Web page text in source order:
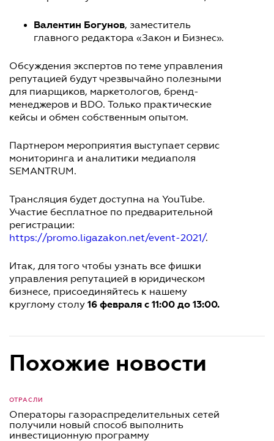
Валентин Богунов, заместитель
главного редактора «Закон и Бизнес».
Обсуждения экспертов по теме управления
репутацией будут чрезвычайно полезными
для пиарщиков, маркетологов, бренд-
менеджеров и BDO. Только практические
кейсы и обмен собственным опытом.
Партнером мероприятия выступает сервис
мониторинга и аналитики медиаполя
SEMANTRUM.
Трансляция будет доступна на YouTube.
Участие бесплатное по предварительной
регистрации:
https://promo.ligazakon.net/event-2021/.
Итак, для того чтобы узнать все фишки
управления репутацией в юридическом
бизнесе, присоединяйтесь к нашему
круглому столу 16 февраля с 11:00 до 13:00.
Похожие новости
ОТРАСЛИ
Операторы газораспределительных сетей
получили новый способ выполнить
инвестиционную программу